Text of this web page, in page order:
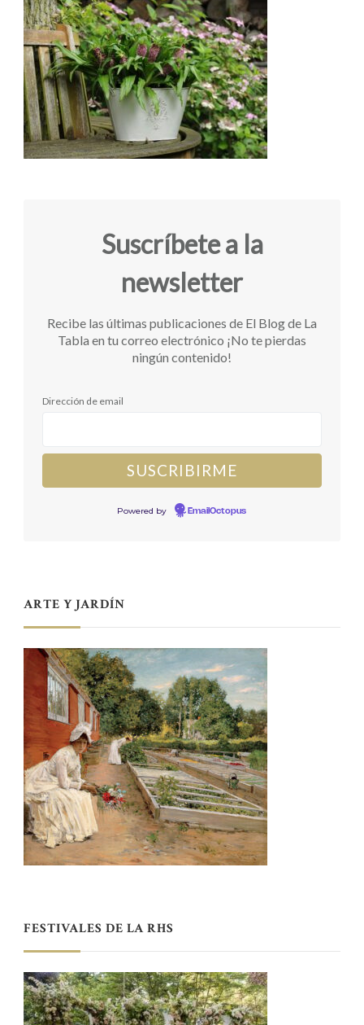
Suscríbete a la
newsletter
Recibe las últimas publicaciones de El Blog de La
Tabla en tu correo electrónico ¡No te pierdas
ningún contenido!
Dirección de email
Powered by EmailOctopus
ARTE Y JARDÍN
FESTIVALES DE LA RHS